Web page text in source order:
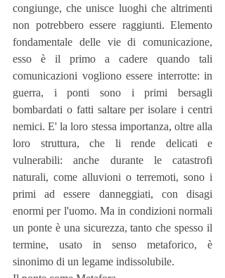
congiunge, che unisce luoghi che altrimenti
non potrebbero essere raggiunti. Elemento
fondamentale delle vie di comunicazione,
esso è il primo a cadere quando tali
comunicazioni vogliono essere interrotte: in
guerra, i ponti sono i primi bersagli
bombardati o fatti saltare per isolare i centri
nemici. E' la loro stessa importanza, oltre alla
loro struttura, che li rende delicati e
vulnerabili: anche durante le catastrofi
naturali, come alluvioni o terremoti, sono i
primi ad essere danneggiati, con disagi
enormi per l'uomo. Ma in condizioni normali
un ponte è una sicurezza, tanto che spesso il
termine, usato in senso metaforico, è
sinonimo di un legame indissolubile.